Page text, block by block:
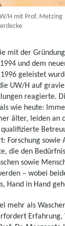
H mit Prof. Metzing
mit der
und dem
geleistet
UW/H auf
reagierte.
wie heute:
älter, leiden an
Forschung sowie
die den
sowie
– wobei
Hand in Hand
mehr als
Erfahrung,